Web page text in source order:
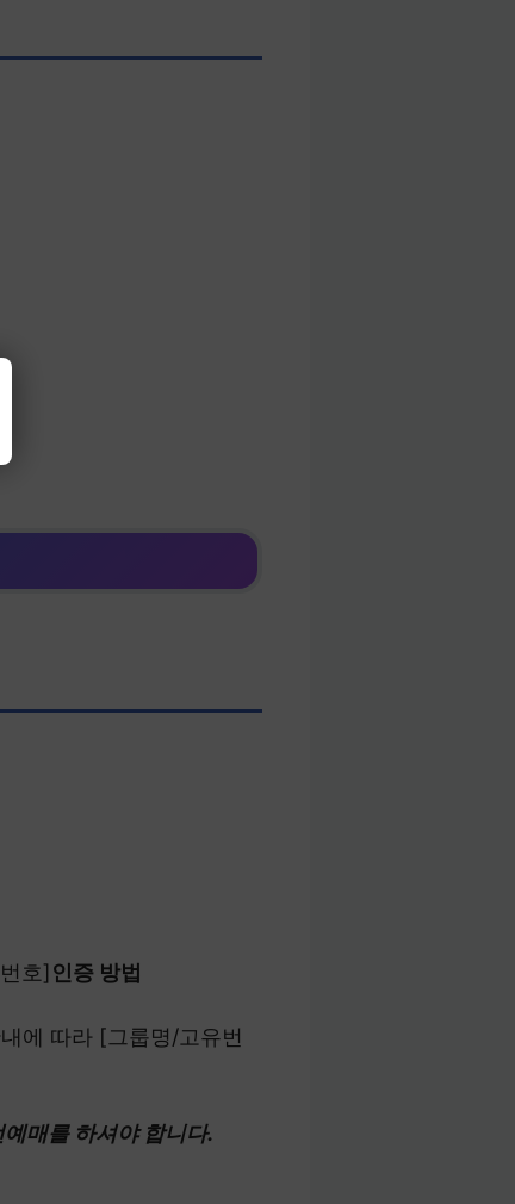
호]인증 방법
에 따라 [그룹명/고유번
매를 하셔야 합니다.